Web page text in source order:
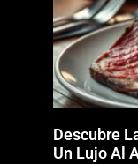
Descubre
Un Lujo Al